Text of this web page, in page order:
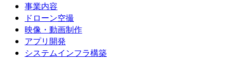
事業内容
ドローン空撮
映像・動画制作
アプリ開発
システムインフラ構築